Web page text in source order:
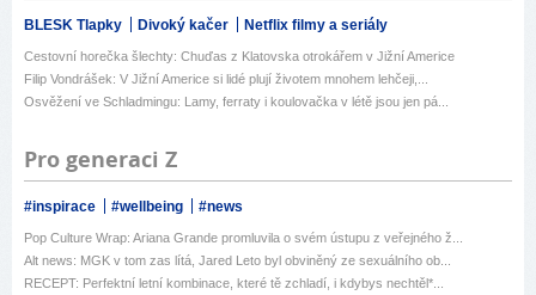
BLESK Tlapky Divoký kačer Netflix filmy a seriály
Cestovní horečka šlechty: Chuďas z Klatovska otrokářem v Jižní Americe
Filip Vondrášek: V Jižní Americe si lidé plují životem mnohem lehčeji,...
Osvěžení ve Schladmingu: Lamy, ferraty i koulovačka v létě jsou jen pá...
Pro generaci Z
#inspirace #wellbeing #news
Pop Culture Wrap: Ariana Grande promluvila o svém ústupu z veřejného ž...
Alt news: MGK v tom zas lítá, Jared Leto byl obviněný ze sexuálního ob...
RECEPT: Perfektní letní kombinace, které tě zchladí, i kdybys nechtěl*...